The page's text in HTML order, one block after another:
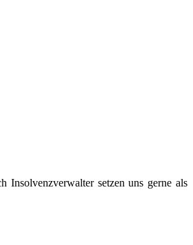
Insolvenzverwalter setzen uns gerne als